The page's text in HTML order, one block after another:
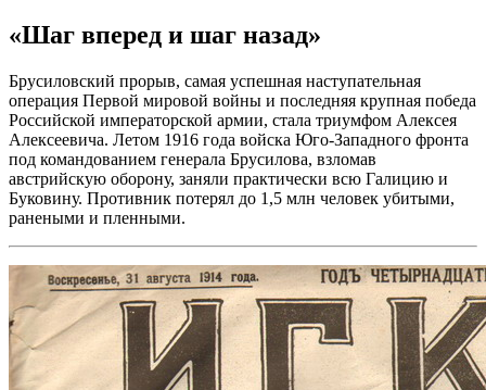
«Шаг вперед и шаг назад»
Брусиловский прорыв, самая успешная наступательная
операция Первой мировой войны и последняя крупная победа
Российской императорской армии, стала триумфом Алексея
Алексеевича. Летом 1916 года войска Юго-Западного фронта
под командованием генерала Брусилова, взломав
австрийскую оборону, заняли практически всю Галицию и
Буковину. Противник потерял до 1,5 млн человек убитыми,
ранеными и пленными.